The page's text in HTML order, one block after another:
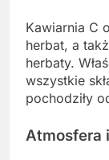
Kawiarnia C
herbat, a
herbaty.
wszystkie
pochodziły
Atmosfera